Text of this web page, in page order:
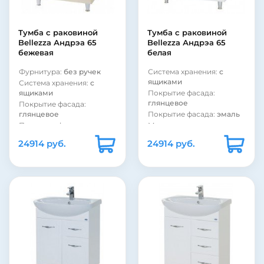
Материал фасада: МДФ
пленка
Покрытие корпуса:
ламинат
глянцевое
Форма раковины:
полукруглая
МДФ
ламинат
Покрытие корпуса:
матовое
полукруглая
Тумба с раковиной
Bellezza Андрэа 65
бежевая
Фурнитура: без ручек
Система хранения: с
ящиками
Покрытие фасада:
глянцевое
Покрытие фасада:
MyJoys Гармония 65
Страна: Россия
бежевый
Монтаж:
напольный
Стиль: современный
Материал раковины:
Материал корпуса:
24914 руб.
Тумба с раковиной
Bellezza Андрэа 65
белая
Система хранения: с
ящиками
Покрытие фасада:
глянцевое
Покрытие фасада: эмаль
Модель раковины:
Фурнитура: без ручек
Страна: Россия
Монтаж:
напольный
современный
Материал корпуса:
Материал фасада:
Покрытие корпуса:
24914 руб.